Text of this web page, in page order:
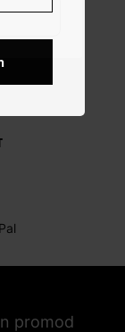
promod